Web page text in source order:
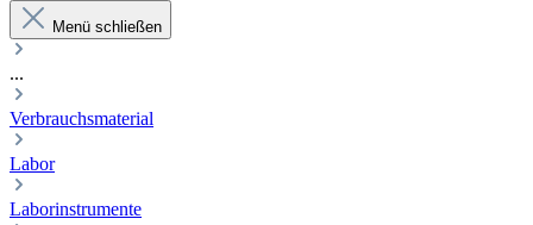
Menü schließen
...
Verbrauchsmaterial
Labor
Laborinstrumente